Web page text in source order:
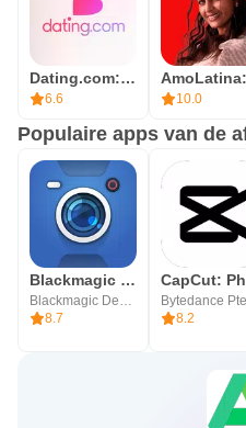
Dating.com: Online Dating App
6.6 10.0
Populaire apps van de
Blackmagic Camera
8.7
8.2